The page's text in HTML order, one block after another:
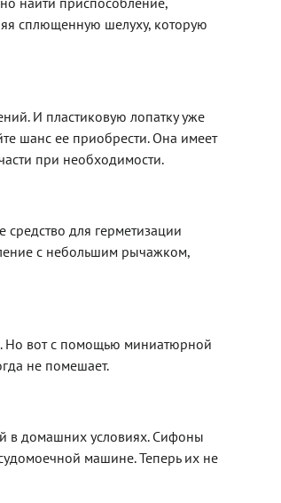
сплющенную шелуху, которую
И пластиковую лопатку уже
шанс ее приобрести. Она имеет
при необходимости.
средство для герметизации
с небольшим рычажком,
Но вот с помощью миниатюрной
не помешает.
в домашних условиях. Сифоны
машине. Теперь их не